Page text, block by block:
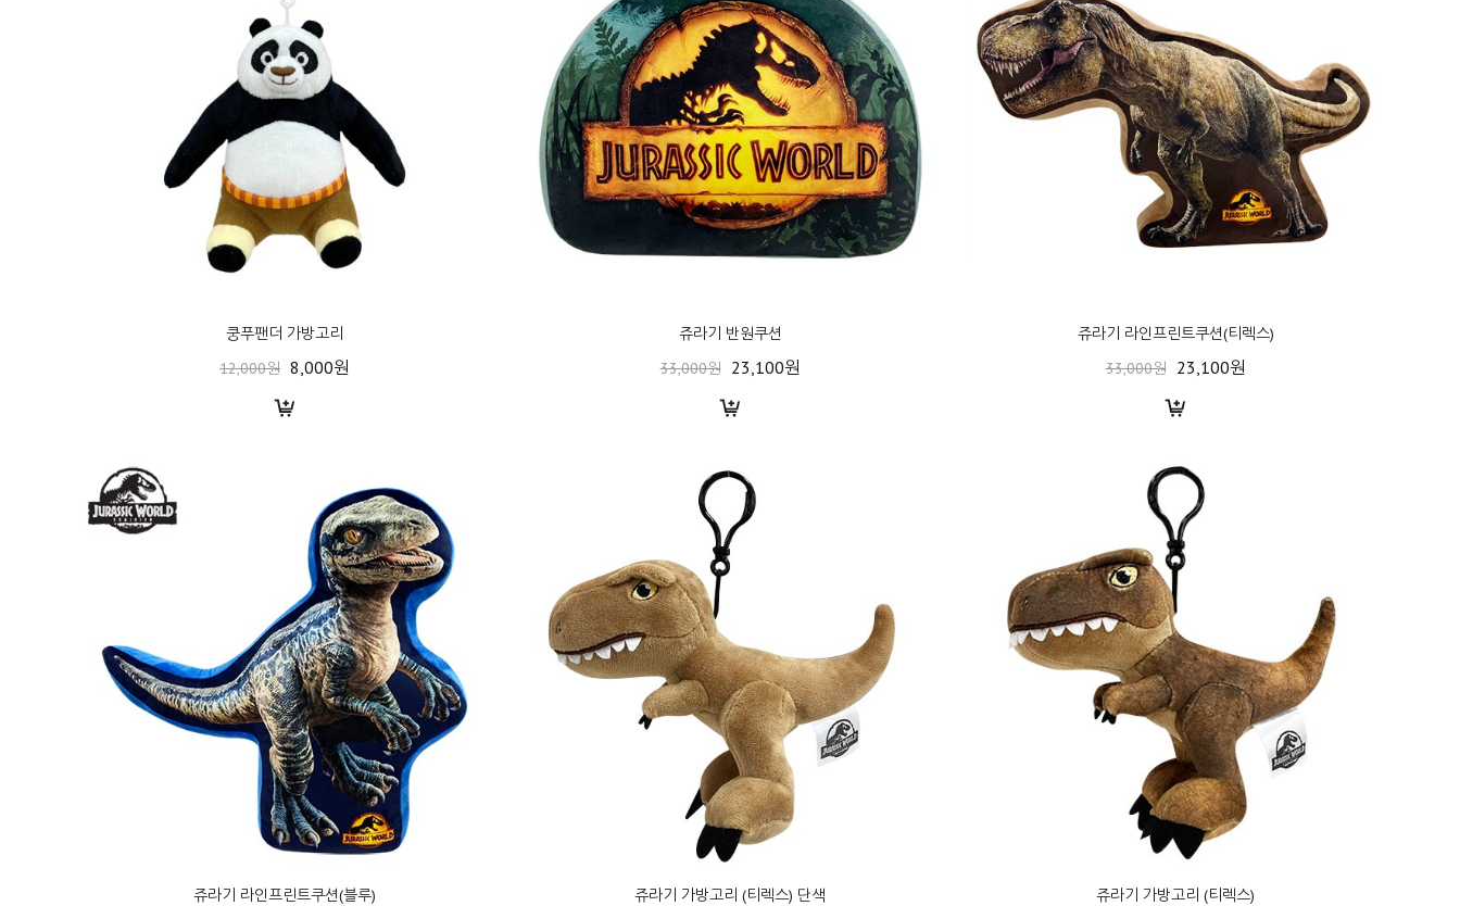
쿵푸팬더 가방고리
12,000원 8,000원
쥬라기 반원쿠션
33,000원 23,100원
쥬라기 라인프린트쿠션(티렉스)
33,000원 23,100원
쥬라기 라인프린트쿠션(블루)
쥬라기 가방고리 (티렉스) 단색
쥬라기 가방고리 (티렉스)